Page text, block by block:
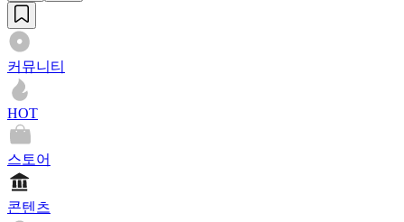
커뮤니티
HOT
스토어
콘텐츠